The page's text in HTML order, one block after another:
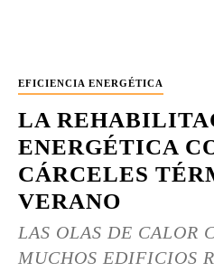
EFICIENCIA ENERGÉTICA
LA
ENERGÉTICA
CÁRCELES
VERANO
LAS OLAS DE CALOR
MUCHOS EDIFICIOS